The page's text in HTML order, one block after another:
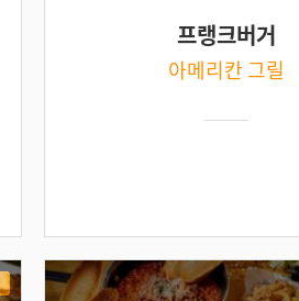
프랭크버거
아메리칸 그릴